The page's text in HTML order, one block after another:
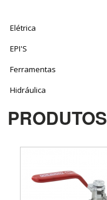
Elétrica
EPI'S
Ferramentas
Hidráulica
PRODUTOS